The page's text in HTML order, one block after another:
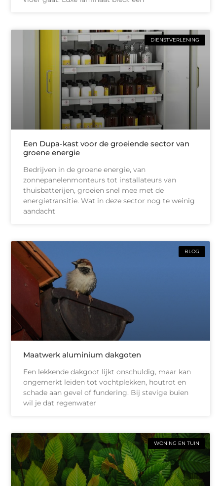
DIENSTVERLENING
Een Dupa-kast voor de groeiende sector van
groene energie
Bedrijven in de groene energie, van
zonnepanelenmonteurs tot installateurs van
thuisbatterijen, groeien snel mee met de
energietransitie. Wat in deze sector nog te weinig
aandacht
BLOG
Maatwerk aluminium dakgoten
Een lekkende dakgoot lijkt onschuldig, maar kan
ongemerkt leiden tot vochtplekken, houtrot en
schade aan gevel of fundering. Bij stevige buien
wil je dat regenwater
WONING EN TUIN